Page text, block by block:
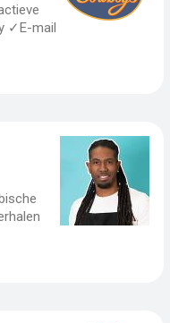
✓E-mail